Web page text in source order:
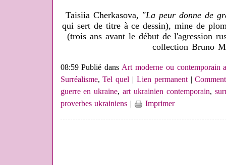
Taisiia Cherkasova, "La peur donne de
qui sert de titre à ce dessin), mine de
(trois ans avant le début de l'agression
collection Bruno
08:59 Publié dansArt moderne ou contemporain
Surréalisme,Tel quel | Lien permanent|
guerre en ukraine,art ukrainien contemporain,
proverbes ukrainiens | Imprimer